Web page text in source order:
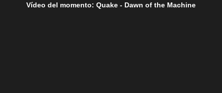
Vídeo del momento: Quake - Dawn of the Machine